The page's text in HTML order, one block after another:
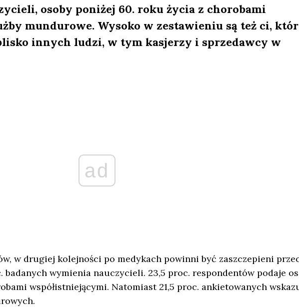
osoby poniżej 60. roku życia z chorobami
mundurowe. Wysoko w zestawieniu są też ci,
innych ludzi, w tym kasjerzy i sprzedawcy w
ad
w drugiej kolejności po medykach powinni być zaszczepieni
badanych wymienia nauczycieli. 23,5 proc. respondentów podaje
współistniejącymi. Natomiast 21,5 proc. ankietowanych